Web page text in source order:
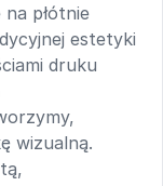
płótnie
estetyki
druku
wizualną.